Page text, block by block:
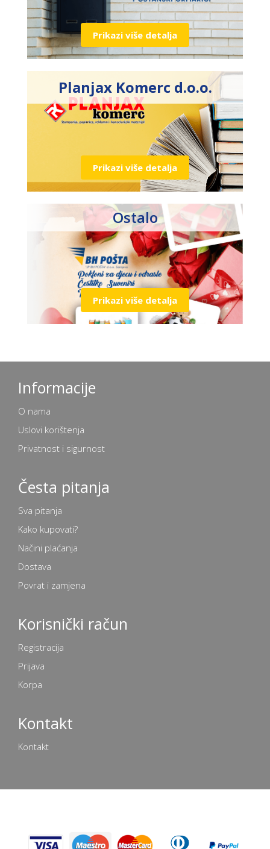
Prikazi više detalja
Planjax Komerc d.o.o.
Prikazi više detalja
Ostalo
Prikazi više detalja
Informacije
O nama
Uslovi korištenja
Privatnost i sigurnost
Česta pitanja
Sva pitanja
Kako kupovati?
Načini plaćanja
Dostava
Povrat i zamjena
Korisnički račun
Registracija
Prijava
Korpa
Kontakt
Kontakt